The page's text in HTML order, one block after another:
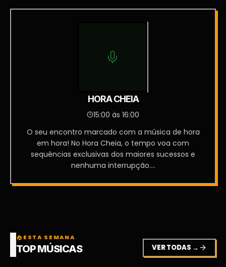
HORA CHEIA
15:00 às 16:00
O seu encontro marcado com a música de hora
em hora! No Hora Cheia, o tempo voa com
sequências exclusivas dos maiores sucessos e
nenhuma interrupção....
local_fire_department ESTA SEMANA
TOP MÚSICAS VER TODAS → arrow_forward